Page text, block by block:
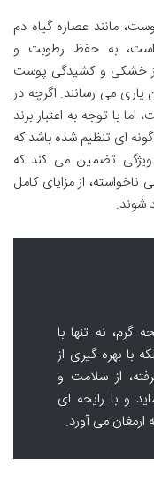
مانند عصاره گیاه دم
به حفظ رطوبت و
خشکی و کشیدگی پوست
می رسانند. اگرچه در
با توجه به اعتبار برند
ای تنظیم شده باشد که
ویژگی تضمین می کند که
ناخواسته، از مزایای کامل
شوند.
گرم، نه تنها با
با بهره گیری از
از سلامت و
و با رایحه ای
ارمغان می آورد.